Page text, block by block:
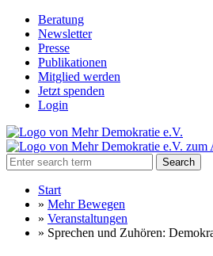
Beratung
Newsletter
Presse
Publikationen
Mitglied werden
Jetzt spenden
Login
Search
Start
» Mehr Bewegen
» Veranstaltungen
» Sprechen und Zuhören: